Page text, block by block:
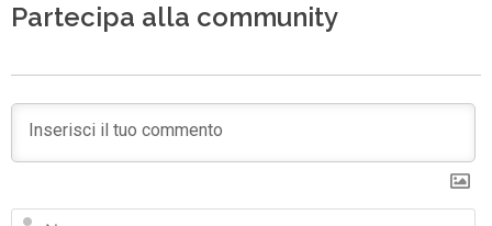
Partecipa alla community